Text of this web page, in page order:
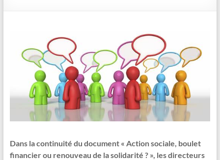
Dans la continuité du document « Action sociale, boulet
financier ou renouveau de la solidarité ? », les directeurs